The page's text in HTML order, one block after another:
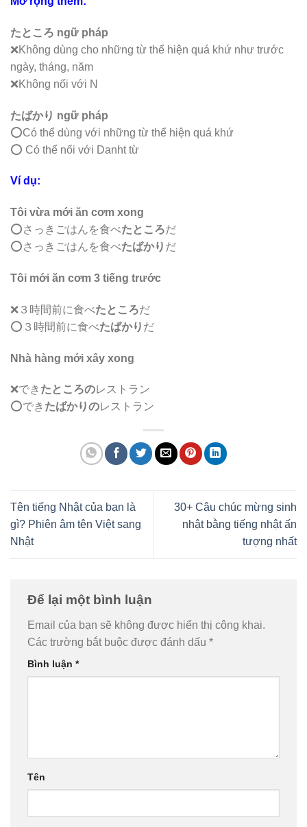
たところ ngữ pháp
❌Không dùng cho những từ thể hiện quá khứ như trước
ngày, tháng, năm
❌Không nối với N
たばかり ngữ pháp
⭕️Có thể dùng với những từ thể hiện quá khứ
⭕️ Có thể nối với Danht từ
Ví dụ:
Tôi vừa mới ăn cơm xong
⭕️さっきごはんを食べたところだ
⭕️さっきごはんを食べたばかり だ
Tôi mới ăn cơm 3 tiếng trước
❌３時間前に食べたところだ
⭕️３時間前に食べたばかり だ
Nhà hàng mới xây xong
❌でき たところのレストラン
⭕️でき たばかりのレストラン
Tên tiếng Nhật của bạn là
gì? Phiên âm tên Việt sang
Nhật
30+ Câu chúc mừng sinh
nhật bằng tiếng nhật ấn
tượng nhất
Để lại một bình luận
Email của bạn sẽ không được hiển thị công khai.
Các trường bắt buộc được đánh dấu *
Bình luận *
Tên